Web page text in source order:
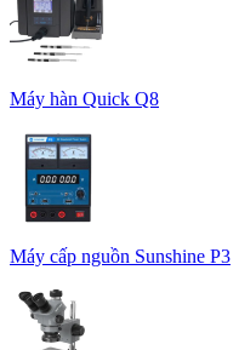
Máy hàn Quick Q8
Máy cấp nguồn Sunshine P3